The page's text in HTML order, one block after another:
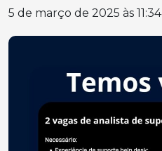
5 de março de 2025 às 11:34